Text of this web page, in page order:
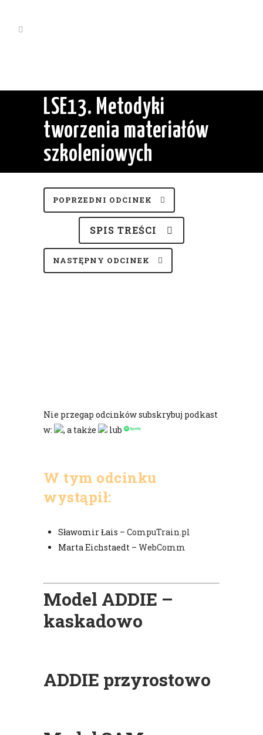
LSE13. Metodyki
tworzenia materiałów
szkoleniowych
POPRZEDNI ODCINEK
SPIS TREŚCI
NASTĘPNY ODCINEK
Nie przegap odcinków subskrybuj podkast
w:
, a także lub
W tym odcinku
wystąpił:
Sławomir Łais – CompuTrain.pl
Marta Eichstaedt – WebComm
Model ADDIE –
kaskadowo
ADDIE przyrostowo